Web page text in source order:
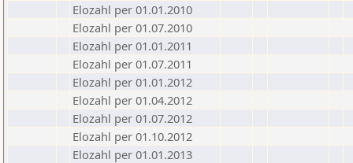
Elozahl per 01.01.2010
Elozahl per 01.07.2010
Elozahl per 01.01.2011
Elozahl per 01.07.2011
Elozahl per 01.01.2012
Elozahl per 01.04.2012
Elozahl per 01.07.2012
Elozahl per 01.10.2012
Elozahl per 01.01.2013